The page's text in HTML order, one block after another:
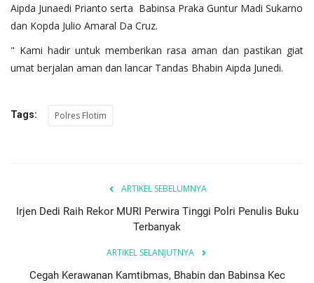
Aipda Junaedi Prianto serta Babinsa Praka Guntur Madi Sukarno
dan Kopda Julio Amaral Da Cruz.
" Kami hadir untuk memberikan rasa aman dan pastikan giat
umat berjalan aman dan lancar Tandas Bhabin Aipda Junedi.
Tags: Polres Flotim
ARTIKEL SEBELUMNYA
Irjen Dedi Raih Rekor MURI Perwira Tinggi Polri Penulis Buku
Terbanyak
ARTIKEL SELANJUTNYA
Cegah Kerawanan Kamtibmas, Bhabin dan Babinsa Kec